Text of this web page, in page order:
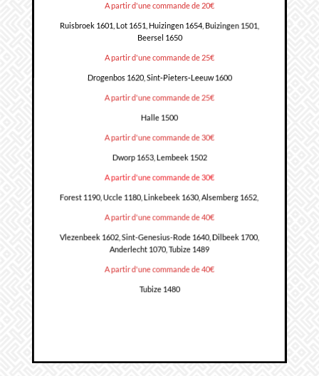
A partir d'une commande de 20€
Ruisbroek 1601, Lot 1651, Huizingen 1654, Buizingen 1501,
Beersel 1650
A partir d'une commande de 25€
Drogenbos 1620, Sint-Pieters-Leeuw 1600
A partir d'une commande de 25€
Halle 1500
A partir d'une commande de 30€
Dworp 1653, Lembeek 1502
A partir d'une commande de 30€
Forest 1190, Uccle 1180, Linkebeek 1630, Alsemberg 1652,
A partir d'une commande de 40€
Vlezenbeek 1602, Sint-Genesius-Rode 1640, Dilbeek 1700,
Anderlecht 1070, Tubize 1489
A partir d'une commande de 40€
Tubize 1480